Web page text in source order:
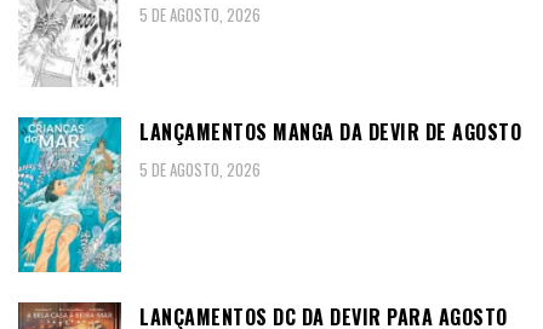
5 DE AGOSTO, 2026
LANÇAMENTOS MANGA DA DEVIR DE AGOSTO
5 DE AGOSTO, 2026
LANÇAMENTOS DC DA DEVIR PARA AGOSTO